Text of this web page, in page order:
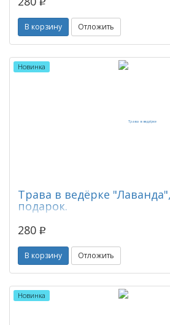
p
В корзину Отложить
Новинка
Трава в ведёрке
подарок.
280 p
В корзину Отложить
Новинка